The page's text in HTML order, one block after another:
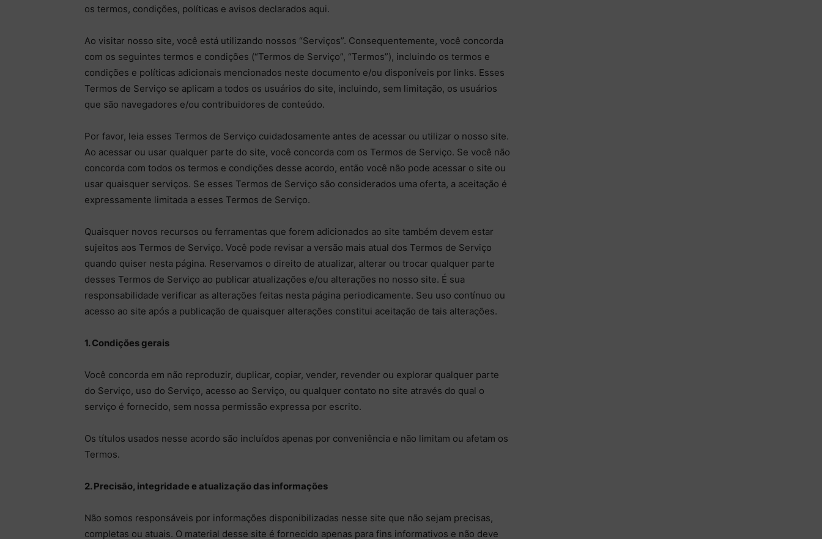
os termos, condições, políticas e avisos declarados aqui.
Ao visitar nosso site, você está utilizando nossos “Serviços”. Consequentemente, você concorda
com os seguintes termos e condições (“Termos de Serviço”, “Termos”), incluindo os termos e
condições e políticas adicionais mencionados neste documento e/ou disponíveis por links. Esses
Termos de Serviço se aplicam a todos os usuários do site, incluindo, sem limitação, os usuários
que são navegadores e/ou contribuidores de conteúdo.
Por favor, leia esses Termos de Serviço cuidadosamente antes de acessar ou utilizar o nosso site.
Ao acessar ou usar qualquer parte do site, você concorda com os Termos de Serviço. Se você não
concorda com todos os termos e condições desse acordo, então você não pode acessar o site ou
usar quaisquer serviços. Se esses Termos de Serviço são considerados uma oferta, a aceitação é
expressamente limitada a esses Termos de Serviço.
Quaisquer novos recursos ou ferramentas que forem adicionados ao site também devem estar
sujeitos aos Termos de Serviço. Você pode revisar a versão mais atual dos Termos de Serviço
quando quiser nesta página. Reservamos o direito de atualizar, alterar ou trocar qualquer parte
desses Termos de Serviço ao publicar atualizações e/ou alterações no nosso site. É sua
responsabilidade verificar as alterações feitas nesta página periodicamente. Seu uso contínuo ou
acesso ao site após a publicação de quaisquer alterações constitui aceitação de tais alterações.
1. Condições gerais
Você concorda em não reproduzir, duplicar, copiar, vender, revender ou explorar qualquer parte
do Serviço, uso do Serviço, acesso ao Serviço, ou qualquer contato no site através do qual o
serviço é fornecido, sem nossa permissão expressa por escrito.
Os títulos usados nesse acordo são incluídos apenas por conveniência e não limitam ou afetam os
Termos.
2. Precisão, integridade e atualização das informações
Não somos responsáveis por informações disponibilizadas nesse site que não sejam precisas,
completas ou atuais. O material desse site é fornecido apenas para fins informativos e não deve